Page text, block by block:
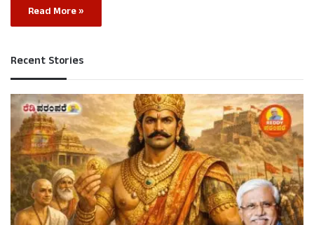
Read More »
Recent Stories